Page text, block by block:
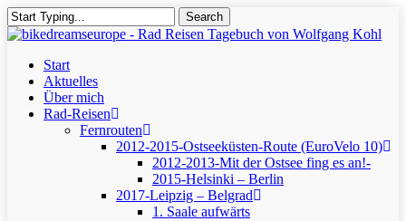
Skip
to
content
Search
Close
Menu
Start
Aktuelles
Über mich
Rad-Reisen
Fernrouten
2012-2015-Ostseeküsten-Route (EuroVelo 10)
2012-2013-Mit der Ostsee fing es an!-
2015-Helsinki – Berlin
2017-Leipzig – Belgrad
1. Saale aufwärts